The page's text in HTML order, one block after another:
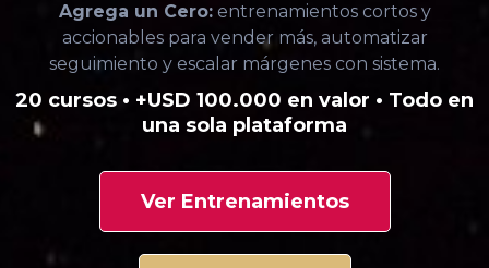
Agrega un Cero:entrenamientos cortos y
accionables para vender más, automatizar
seguimiento y escalar márgenes con sistema.
20 cursos • +USD 100.000 en valor • Todo en
una sola plataforma
Ver Entrenamientos